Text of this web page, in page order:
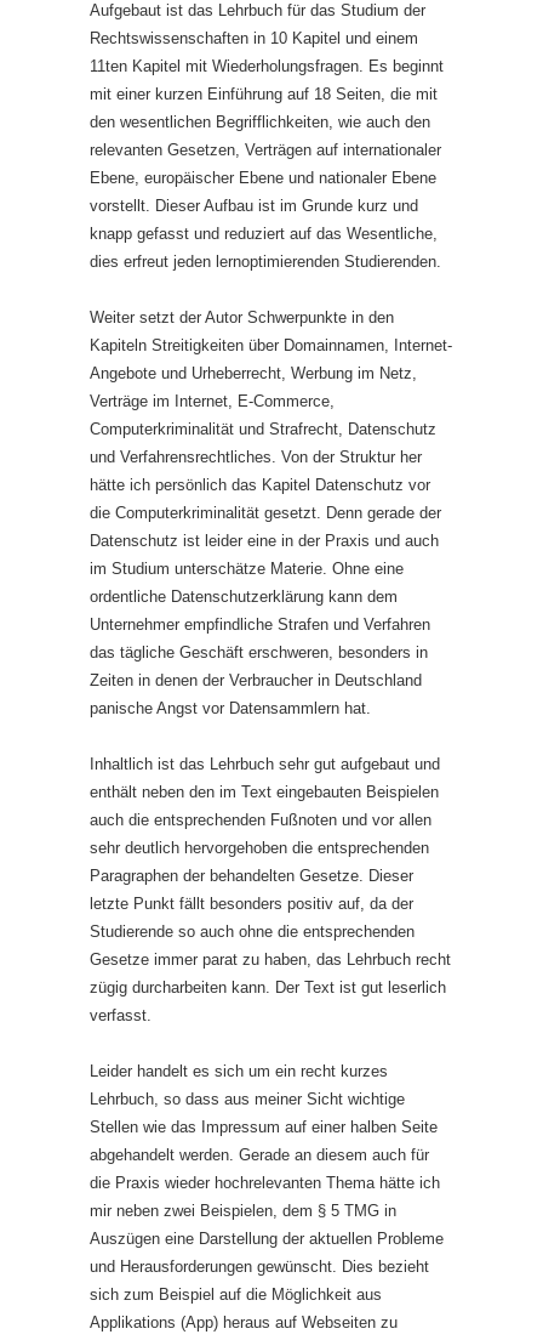
Aufgebaut ist das Lehrbuch für das Studium der
Rechtswissenschaften in 10 Kapitel und einem
11ten Kapitel mit Wiederholungsfragen. Es beginnt
mit einer kurzen Einführung auf 18 Seiten, die mit
den wesentlichen Begrifflichkeiten, wie auch den
relevanten Gesetzen, Verträgen auf internationaler
Ebene, europäischer Ebene und nationaler Ebene
vorstellt. Dieser Aufbau ist im Grunde kurz und
knapp gefasst und reduziert auf das Wesentliche,
dies erfreut jeden lernoptimierenden Studierenden.
Weiter setzt der Autor Schwerpunkte in den
Kapiteln Streitigkeiten über Domainnamen, Internet-
Angebote und Urheberrecht, Werbung im Netz,
Verträge im Internet, E-Commerce,
Computerkriminalität und Strafrecht, Datenschutz
und Verfahrensrechtliches. Von der Struktur her
hätte ich persönlich das Kapitel Datenschutz vor
die Computerkriminalität gesetzt. Denn gerade der
Datenschutz ist leider eine in der Praxis und auch
im Studium unterschätze Materie. Ohne eine
ordentliche Datenschutzerklärung kann dem
Unternehmer empfindliche Strafen und Verfahren
das tägliche Geschäft erschweren, besonders in
Zeiten in denen der Verbraucher in Deutschland
panische Angst vor Datensammlern hat.
Inhaltlich ist das Lehrbuch sehr gut aufgebaut und
enthält neben den im Text eingebauten Beispielen
auch die entsprechenden Fußnoten und vor allen
sehr deutlich hervorgehoben die entsprechenden
Paragraphen der behandelten Gesetze. Dieser
letzte Punkt fällt besonders positiv auf, da der
Studierende so auch ohne die entsprechenden
Gesetze immer parat zu haben, das Lehrbuch recht
zügig durcharbeiten kann. Der Text ist gut leserlich
verfasst.
Leider handelt es sich um ein recht kurzes
Lehrbuch, so dass aus meiner Sicht wichtige
Stellen wie das Impressum auf einer halben Seite
abgehandelt werden. Gerade an diesem auch für
die Praxis wieder hochrelevanten Thema hätte ich
mir neben zwei Beispielen, dem § 5 TMG in
Auszügen eine Darstellung der aktuellen Probleme
und Herausforderungen gewünscht. Dies bezieht
sich zum Beispiel auf die Möglichkeit aus
Applikations (App) heraus auf Webseiten zu